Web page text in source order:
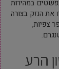
במהירות
את הנזק בצורה
צפיות,
הרע